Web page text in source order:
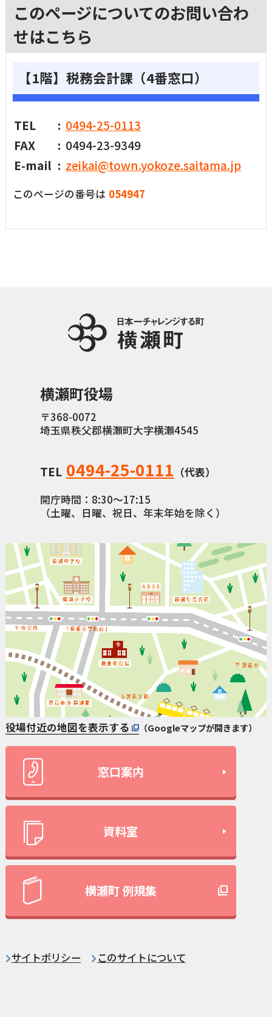
このページについてのお問い合わ
せはこちら
【1階】税務会計課（4番窓口）
TEL
0494-25-0113
FAX
0494-23-9349
E-mail
zeikai@town.yokoze.saitama.jp
このページの番号は 054947
横瀬町役場
〒368-0072
埼玉県秩父郡横瀬町大字横瀬4545
TEL 0494-25-0111 （代表）
開庁時間：8:30〜17:15
（土曜、日曜、祝日、年末年始を除く）
役場付近の地図を表示する （Googleマップが開きます）
窓口案内
資料室
横瀬町 例規集
サイトポリシー このサイトについて